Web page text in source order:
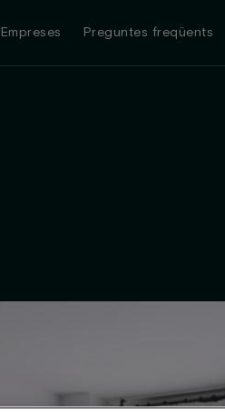
Empreses Preguntes freqüents